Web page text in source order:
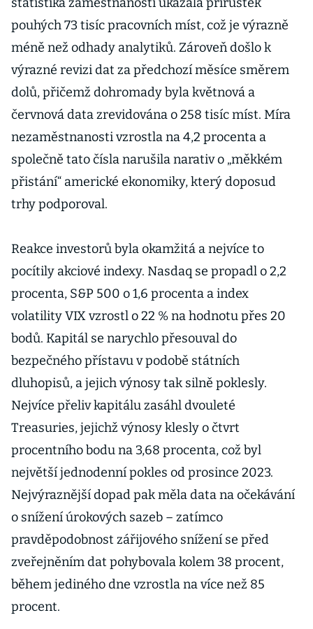
pouhých 73 tisíc pracovních míst, což je výrazně
méně než odhady analytiků. Zároveň došlo k
výrazné revizi dat za předchozí měsíce směrem
dolů, přičemž dohromady byla květnová a
červnová data zrevidována o 258 tisíc míst. Míra
nezaměstnanosti vzrostla na 4,2 procenta a
společně tato čísla narušila narativ o „měkkém
přistání“ americké ekonomiky, který doposud
trhy podporoval.
Reakce investorů byla okamžitá a nejvíce to
pocítily akciové indexy. Nasdaq se propadl o 2,2
procenta, S&P 500 o 1,6 procenta a index
volatility VIX vzrostl o 22 % na hodnotu přes 20
bodů. Kapitál se narychlo přesouval do
bezpečného přístavu v podobě státních
dluhopisů, a jejich výnosy tak silně poklesly.
Nejvíce přeliv kapitálu zasáhl dvouleté
Treasuries, jejichž výnosy klesly o čtvrt
procentního bodu na 3,68 procenta, což byl
největší jednodenní pokles od prosince 2023.
Nejvýraznější dopad pak měla data na očekávání
o snížení úrokových sazeb – zatímco
pravděpodobnost zářijového snížení se před
zveřejněním dat pohybovala kolem 38 procent,
během jediného dne vzrostla na více než 85
procent.